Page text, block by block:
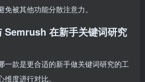
被其他功能分散注意力。
Semrush 在新手关键词研究
一款是更合适的新手做关键词研究的工
度进行对比。